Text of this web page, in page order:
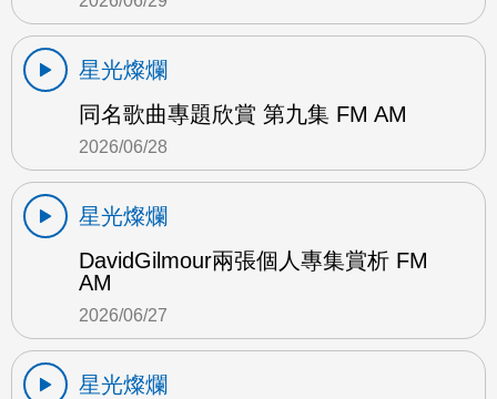
星光燦爛
同名歌曲專題欣賞 第九集 FM AM
2026/06/28
星光燦爛
DavidGilmour兩張個人專集賞析 FM
AM
2026/06/27
星光燦爛